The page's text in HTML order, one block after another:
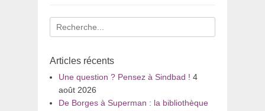
Recherche
pour
Articles récents
Une question ? Pensez à Sindbad ! 4
août 2026
De Borges à Superman : la bibliothèque